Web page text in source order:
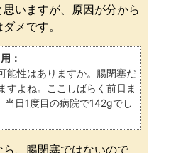
いますが、原因が分から
メです。
：
能性はありますか。腸閉塞だ
すよね。ここしばらく前日ま
日1度目の病院で142gでし
、腸閉塞ではないので